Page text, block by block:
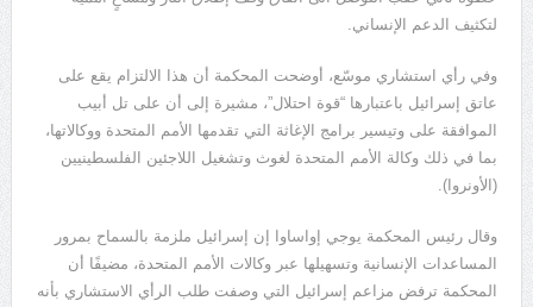
لتكثيف الدعم الإنساني.
وفي رأي استشاري موسّع، أوضحت المحكمة أن هذا الالتزام يقع على
عاتق إسرائيل باعتبارها “قوة احتلال”، مشيرة إلى أن على تل أبيب
الموافقة على وتيسير برامج الإغاثة التي تقدمها الأمم المتحدة ووكالاتها،
بما في ذلك وكالة الأمم المتحدة لغوث وتشغيل اللاجئين الفلسطينيين
(الأونروا).
وقال رئيس المحكمة يوجي إواساوا إن إسرائيل ملزمة بالسماح بمرور
المساعدات الإنسانية وتسهيلها عبر وكالات الأمم المتحدة، مضيفًا أن
المحكمة ترفض مزاعم إسرائيل التي وصفت طلب الرأي الاستشاري بأنه